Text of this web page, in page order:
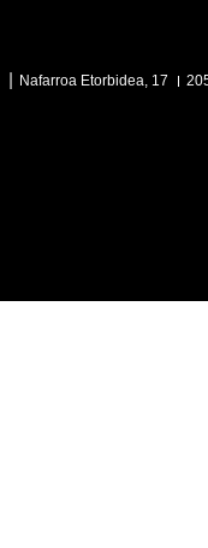
Nafarroa Etorbidea, 17